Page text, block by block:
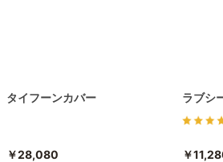
タイフーンカバー
￥28,080
ラブシ
￥